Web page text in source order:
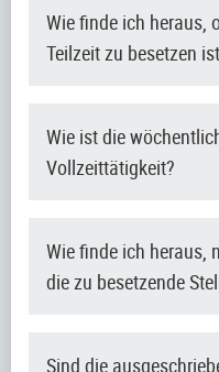
Wie finde ich heraus,
Teilzeit zu besetzen
Wie ist die
Vollzeittätigkeit?
Wie finde ich heraus,
die zu besetzende
Sind die